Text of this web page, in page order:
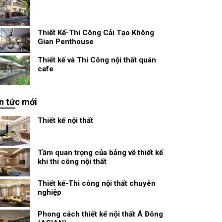
Thiết Kế-Thi Công Cải Tạo Không
Gian Penthouse
Thiết kế và Thi Công nội thất quán
cafe
tức mới
Thiết kế nội thất
Tầm quan trọng của bảng vẽ thiết kế
khi thi công nội thất
Thiết kế-Thi công nội thất chuyên
nghiệp
Phong cách thiết kế nội thất Á Đông